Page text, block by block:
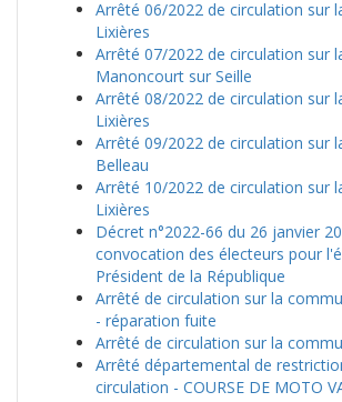
Arrêté 06/2022 de circulation sur
Lixières
Arrêté 07/2022 de circulation sur
Manoncourt sur Seille
Arrêté 08/2022 de circulation sur
Lixières
Arrêté 09/2022 de circulation sur
Belleau
Arrêté 10/2022 de circulation sur
Lixières
Décret n°2022-66 du 26 janvier
convocation des électeurs pour
Président de la République
Arrêté de circulation sur la
- réparation fuite
Arrêté de circulation sur la
Arrêté départemental de
circulation - COURSE DE MOTO